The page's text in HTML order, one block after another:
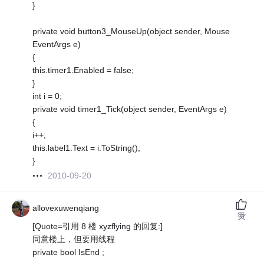
}
private void button3_MouseUp(object sender, Mouse
EventArgs e)
{
this.timer1.Enabled = false;
}
int i = 0;
private void timer1_Tick(object sender, EventArgs e)
{
i++;
this.label1.Text = i.ToString();
}
2010-09-20
allovexuwenqiang
[Quote=引用 8 楼 xyzflying 的回复:]
同意楼上，但要用线程
private bool IsEnd ;
赞